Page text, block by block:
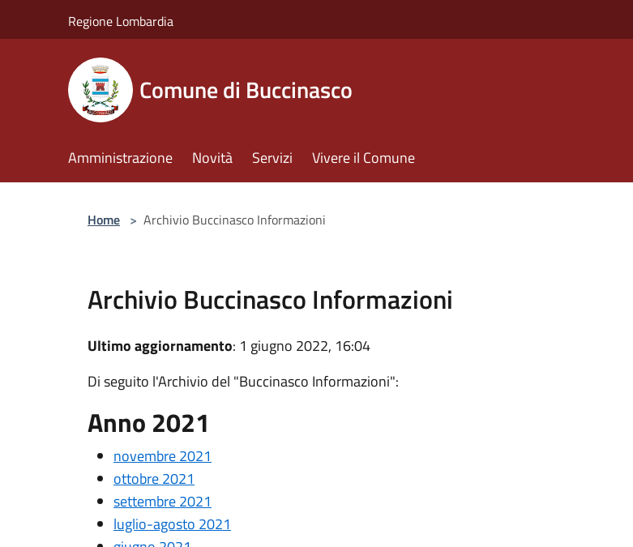
Regione Lombardia
Comune di Buccinasco
Amministrazione Novità Servizi Vivere il Comune
Home > Archivio Buccinasco Informazioni
Archivio Buccinasco Informazioni
Ultimo aggiornamento: 1 giugno 2022, 16:04
Di seguito l'Archivio del "Buccinasco Informazioni":
Anno 2021
novembre 2021
ottobre 2021
settembre 2021
luglio-agosto 2021